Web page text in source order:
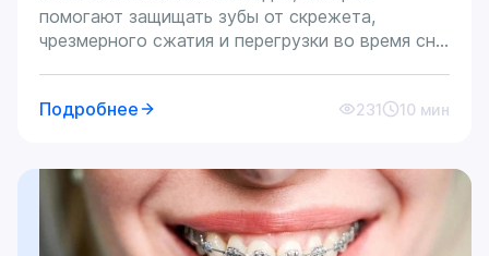
помогают защищать зубы от скрежета,
чрезмерного сжатия и перегрузки во время сна.
ночных эпизодов, но утром ощущать
чувствительность эмали или замечать сколы
на зубах. Капа не решает все причины
бруксизма, поэтому ее не стоит воспринимать
Подробнее 231 10 мин